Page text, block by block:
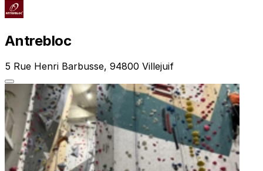
Antrebloc
5 Rue Henri Barbusse, 94800 Villejuif